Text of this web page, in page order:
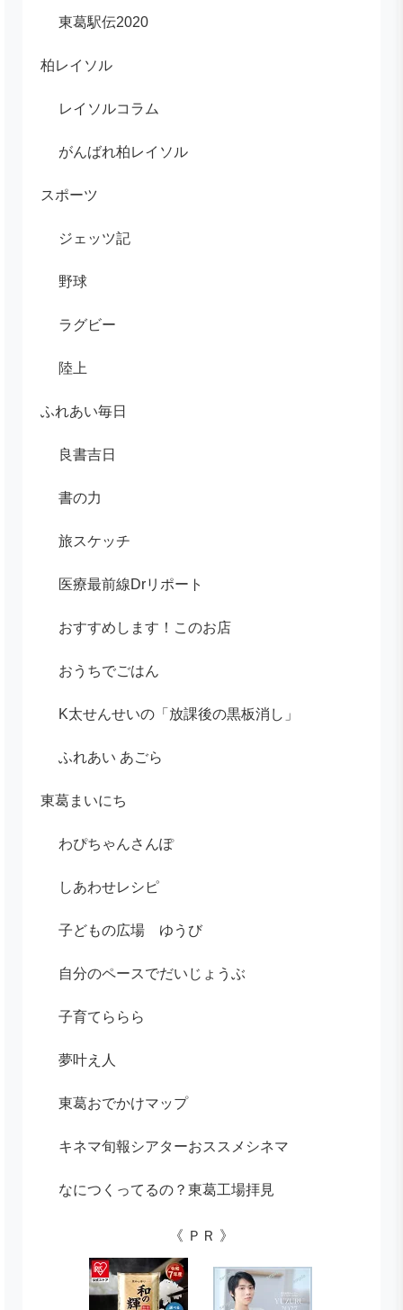
東葛駅伝2020
柏レイソル
レイソルコラム
がんばれ柏レイソル
スポーツ
ジェッツ記
野球
ラグビー
陸上
ふれあい毎日
良書吉日
書の力
旅スケッチ
医療最前線Drリポート
おすすめします！このお店
おうちでごはん
K太せんせいの「放課後の黒板消し」
ふれあい あごら
東葛まいにち
わぴちゃんさんぽ
しあわせレシピ
子どもの広場 ゆうび
自分のペースでだいじょうぶ
子育てららら
夢叶え人
東葛おでかけマップ
キネマ旬報シアターおススメシネマ
なにつくってるの？東葛工場拝見
《 ＰＲ 》